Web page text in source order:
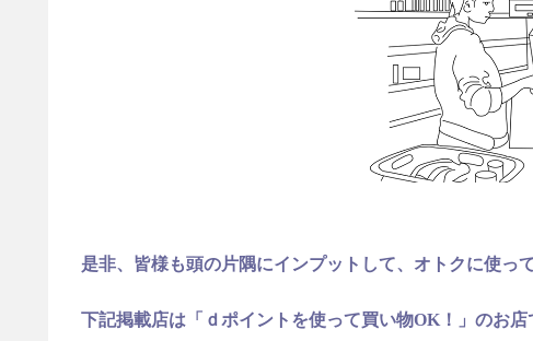
是非、皆様も頭の片隅にインプットして、オトクに使っ
下記掲載店は「ｄポイントを使って買い物OK！」のお店